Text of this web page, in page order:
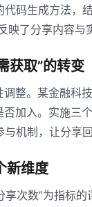
代码生成方法，
映了分享内容与
获取”的转变
整。某金融科
加入。实施三
机制，让分享
新维度
享次数”为指标